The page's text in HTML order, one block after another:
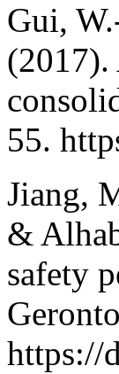
Gui,
(2017).
55.
Jiang,
&
safety
https://